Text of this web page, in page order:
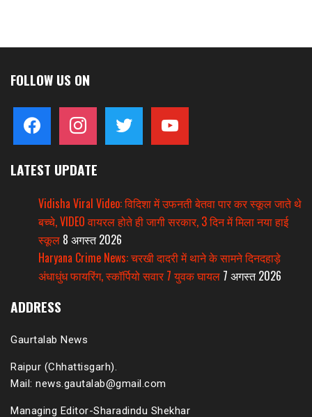
FOLLOW US ON
facebook instagram twitter youtube
LATEST UPDATE
Vidisha Viral Video: विदिशा में उफनती बेतवा पार कर स्कूल जाते थे
बच्चे, VIDEO वायरल होते ही जागी सरकार, 3 दिन में मिला नया हाई
स्कूल 8 अगस्त 2026
Haryana Crime News: चरखी दादरी में थाने के सामने दिनदहाड़े
अंधाधुंध फायरिंग, स्कॉर्पियो सवार 7 युवक घायल 7 अगस्त 2026
ADDRESS
Gaurtalab News
Raipur (Chhattisgarh).
Mail: news.gautalab@gmail.com
Managing Editor-Sharadindu Shekhar